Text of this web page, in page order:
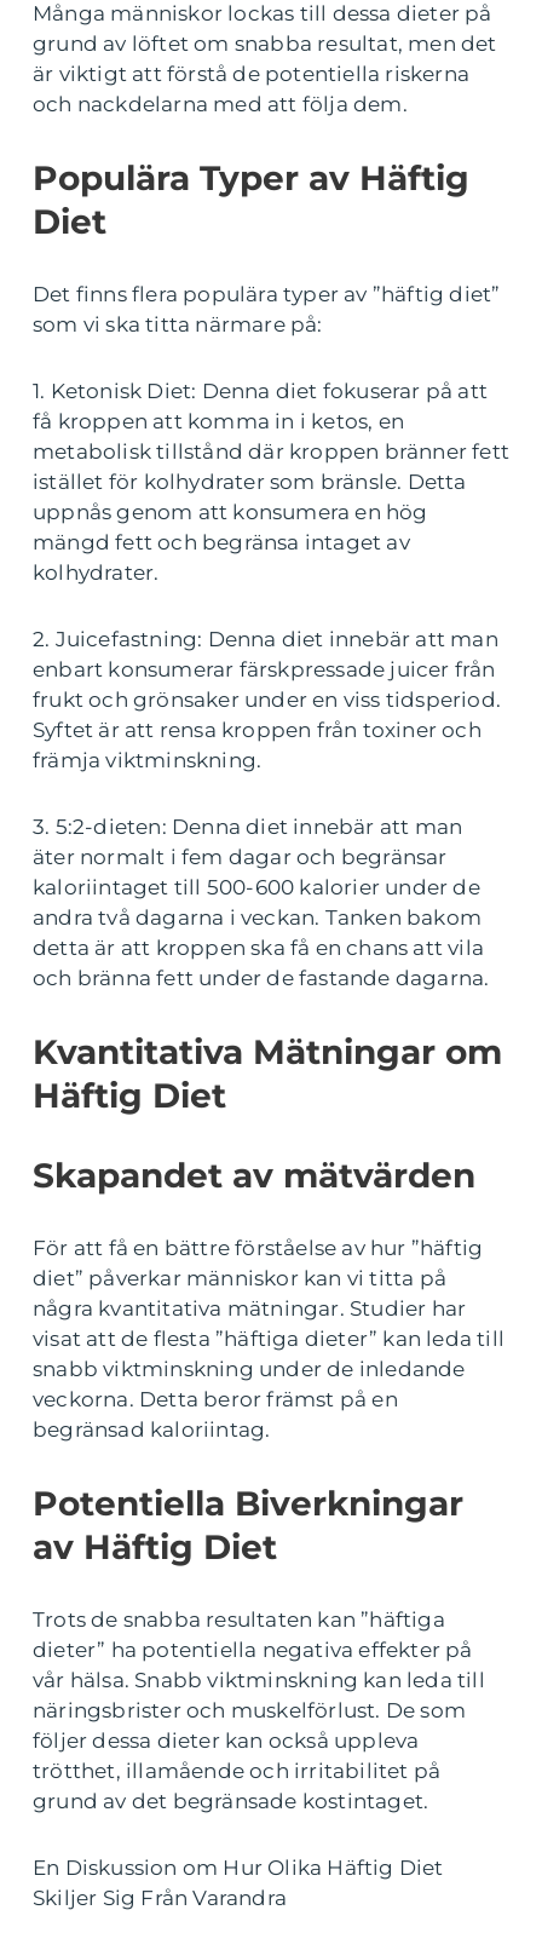
Många människor lockas till dessa dieter på
grund av löftet om snabba resultat, men det
är viktigt att förstå de potentiella riskerna
och nackdelarna med att följa dem.
Populära Typer av Häftig
Diet
Det finns flera populära typer av ”häftig diet”
som vi ska titta närmare på:
1. Ketonisk Diet: Denna diet fokuserar på att
få kroppen att komma in i ketos, en
metabolisk tillstånd där kroppen bränner fett
istället för kolhydrater som bränsle. Detta
uppnås genom att konsumera en hög
mängd fett och begränsa intaget av
kolhydrater.
2. Juicefastning: Denna diet innebär att man
enbart konsumerar färskpressade juicer från
frukt och grönsaker under en viss tidsperiod.
Syftet är att rensa kroppen från toxiner och
främja viktminskning.
3. 5:2-dieten: Denna diet innebär att man
äter normalt i fem dagar och begränsar
kaloriintaget till 500-600 kalorier under de
andra två dagarna i veckan. Tanken bakom
detta är att kroppen ska få en chans att vila
och bränna fett under de fastande dagarna.
Kvantitativa Mätningar om
Häftig Diet
Skapandet av mätvärden
För att få en bättre förståelse av hur ”häftig
diet” påverkar människor kan vi titta på
några kvantitativa mätningar. Studier har
visat att de flesta ”häftiga dieter” kan leda till
snabb viktminskning under de inledande
veckorna. Detta beror främst på en
begränsad kaloriintag.
Potentiella Biverkningar
av Häftig Diet
Trots de snabba resultaten kan ”häftiga
dieter” ha potentiella negativa effekter på
vår hälsa. Snabb viktminskning kan leda till
näringsbrister och muskelförlust. De som
följer dessa dieter kan också uppleva
trötthet, illamående och irritabilitet på
grund av det begränsade kostintaget.
En Diskussion om Hur Olika Häftig Diet
Skiljer Sig Från Varandra